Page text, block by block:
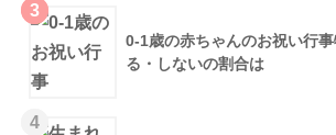
3
0-1歳の赤ちゃんのお祝い行
る・しないの割合は
4